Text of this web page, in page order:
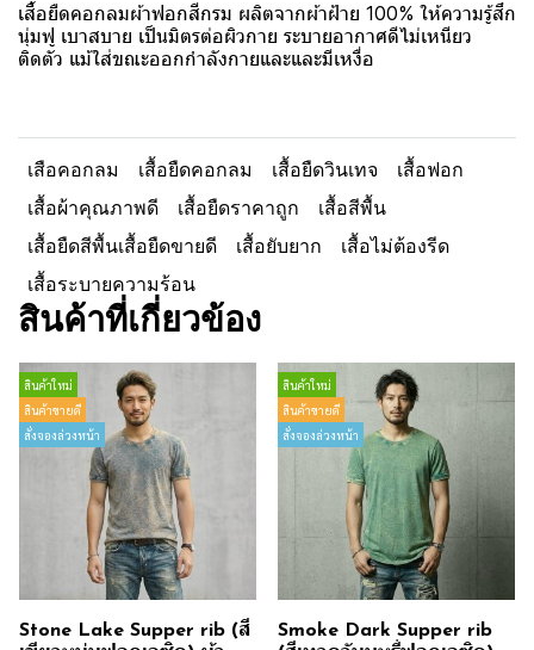
เสื้อยืดคอกลมผ้าฟอกสีกรม ผลิตจากผ้าฝ้าย 100% ให้ความรู้สึก
นุ่มฟู เบาสบาย เป็นมิตรต่อผิวกาย ระบายอากาศดีไม่เหนียว
ติดตัว แม้ใส่ขณะออกกำลังกายและและมีเหงื่อ
เสือคอกลม เสื้อยืดคอกลม เสื้อยืดวินเทจ
เสื้อฟอก
เสื้อผ้าคุณภาพดี
เสื้อยืดราคาถูก
เสื้อสีพื้น
เสื้อยืดสีพื้นเสื้อยืดขายดี
เสื้อยับยาก
เสื้อไม่ต้องรีด
เสื้อระบายความร้อน
สินค้าที่เกี่ยวข้อง
สินค้าใหม่
สินค้าขายดี
สั่งจองล่วงหน้า
Stone Lake Supper rib (สี
สินค้าใหม่
สินค้าขายดี
สั่งจองล่วงหน้า
Smoke Dark Supper rib